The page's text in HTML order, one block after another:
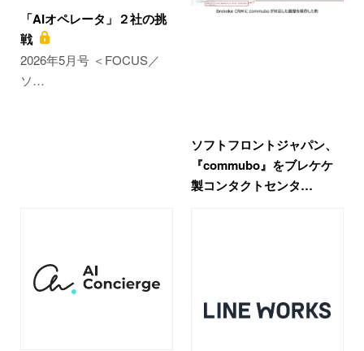
「AIオペレータ」２社の挑
戦
2026年5月号 ＜FOCUS／
ソ…
ソフトフロントジャパン、
『commubo』をブレケケ
製コンタクトセンタ…